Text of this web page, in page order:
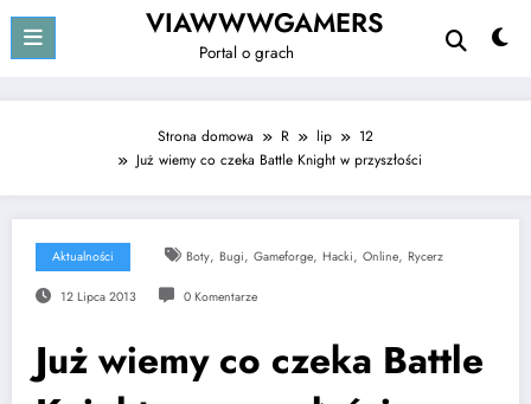
treści
VIAWWWGAMERS
Portal o grach
Strona domowa R lip
12
Już wiemy co czeka Battle Knight w przyszłości
Aktualności Boty, Bugi, Gameforge, Hacki, Online, Rycerz
12 Lipca 2013 0 Komentarze
Już wiemy co czeka Battle